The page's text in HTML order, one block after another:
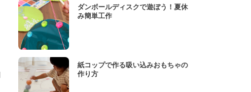
ダンボールディスクで遊ぼう！夏休
み簡単工作
紙コップで作る吸い込みおもちゃの
作り方